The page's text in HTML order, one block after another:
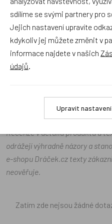
Náš sortiment dokonale
s výběrem
Recenze v detailu produktu a
odrážejí výhradně názory a
e-shopu Dráček.cz texty
neověřuje.
Zatím zde nejsou žádné
sdílíme se svými partnery pro
Jejich nastavení upravíte
kdykoliv jej můžete změnit v
informace najdete v našich
údajů
Upravit nastavení